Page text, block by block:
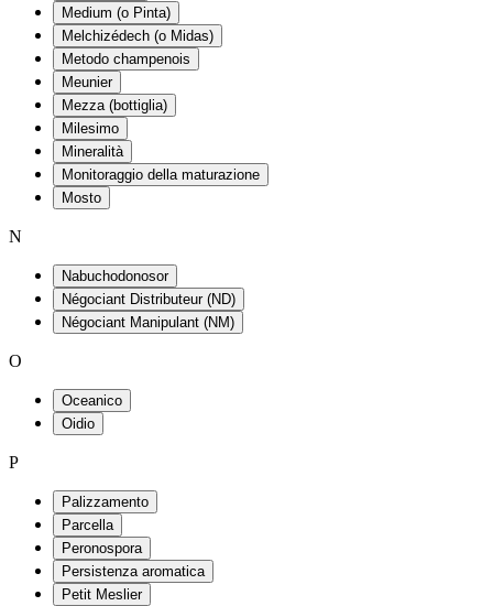
Medium (o Pinta)
Melchizédech (o Midas)
Metodo champenois
Meunier
Mezza (bottiglia)
Milesimo
Mineralità
Monitoraggio della maturazione
Mosto
N
Nabuchodonosor
Négociant Distributeur (ND)
Négociant Manipulant (NM)
O
Oceanico
Oidio
P
Palizzamento
Parcella
Peronospora
Persistenza aromatica
Petit Meslier